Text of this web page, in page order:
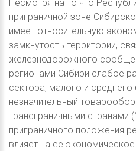
Несмотря на то что
приграничной зоне
имеет относительную
замкнутость территории,
железнодорожного
регионами Сибири слабое
сектора, малого и
незначительный
трансграничными странами
приграничного положения
влияет на ее экономическое